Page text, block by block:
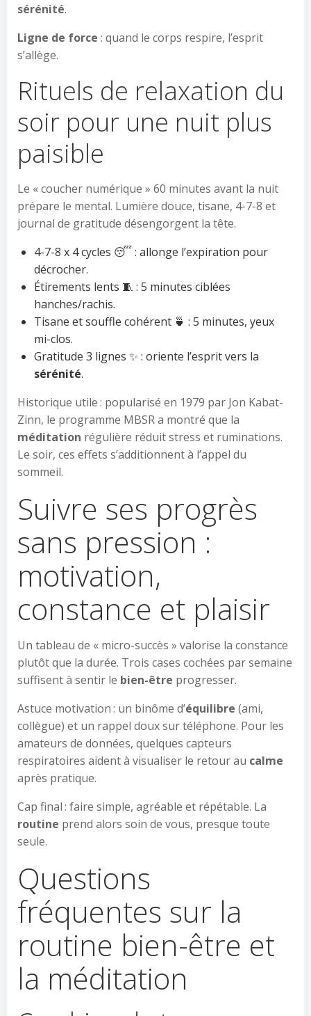
sérénité.
Ligne de force : quand le corps respire, l’esprit
s’allège.
Rituels de relaxation du
soir pour une nuit plus
paisible
Le « coucher numérique » 60 minutes avant la nuit
prépare le mental. Lumière douce, tisane, 4-7-8 et
journal de gratitude désengorgent la tête.
4-7-8 x 4 cycles 😴 : allonge l’expiration pour
décrocher.
Étirements lents 🧵 : 5 minutes ciblées
hanches/rachis.
Tisane et souffle cohérent 🍵 : 5 minutes, yeux
mi-clos.
Gratitude 3 lignes ✨ : oriente l’esprit vers la
sérénité.
Historique utile : popularisé en 1979 par Jon Kabat-
Zinn, le programme MBSR a montré que la
méditation régulière réduit stress et ruminations.
Le soir, ces effets s’additionnent à l’appel du
sommeil.
Suivre ses progrès
sans pression :
motivation,
constance et plaisir
Un tableau de « micro-succès » valorise la constance
plutôt que la durée. Trois cases cochées par semaine
suffisent à sentir le bien-être progresser.
Astuce motivation : un binôme d’équilibre (ami,
collègue) et un rappel doux sur téléphone. Pour les
amateurs de données, quelques capteurs
respiratoires aident à visualiser le retour au calme
après pratique.
Cap final : faire simple, agréable et répétable. La
routine prend alors soin de vous, presque toute
seule.
Questions
fréquentes sur la
routine bien-être et
la méditation